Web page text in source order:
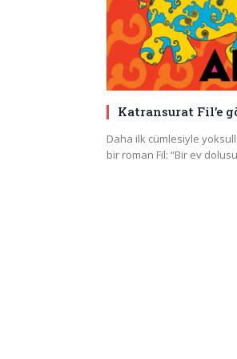
Katransurat Fil’e
Daha ilk cümlesiyle
bir roman Fil: “Bir ev